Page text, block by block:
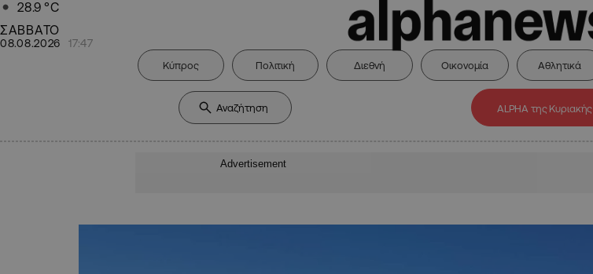
28.9 °C
ΣΑΒΒΑΤΟ
08.08.2026 17:47
Κύπρος Πολιτική Διεθνή Οικονομία Αθλητικά
ALPHA της Κυριακής
Advertisement